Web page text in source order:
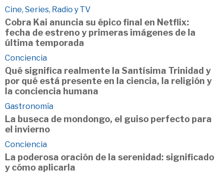
Cine, Series, Radio y TV
Cobra Kai anuncia su épico final en Netflix:
fecha de estreno y primeras imágenes de la
última temporada
Conciencia
Qué significa realmente la Santísima Trinidad y
por qué está presente en la ciencia, la religión y
la conciencia humana
Gastronomía
La buseca de mondongo, el guiso perfecto para
el invierno
Conciencia
La poderosa oración de la serenidad: significado
y cómo aplicarla